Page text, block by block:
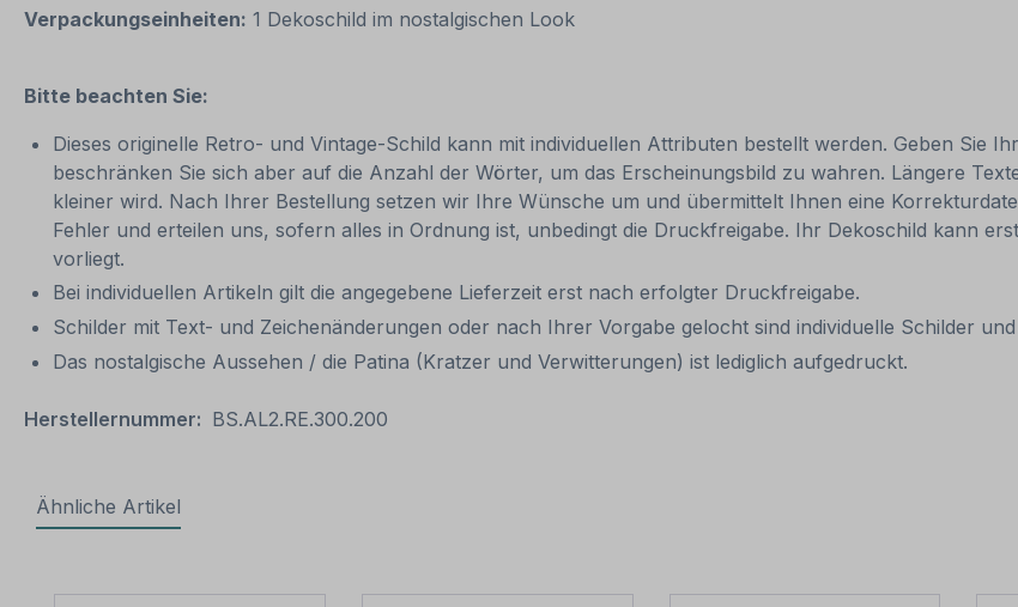
Verpackungseinheiten: 1 Dekoschild im nostalgischen Look
Bitte beachten Sie:
Dieses originelle Retro- und Vintage-Schild kann mit individuellen Attributen bestellt werden. Geben Sie
beschränken Sie sich aber auf die Anzahl der Wörter, um das Erscheinungsbild zu wahren. Längere
kleiner wird. Nach Ihrer Bestellung setzen wir Ihre Wünsche um und übermittelt Ihnen eine
Fehler und erteilen uns, sofern alles in Ordnung ist, unbedingt die Druckfreigabe. Ihr Dekoschild kann
vorliegt.
Bei individuellen Artikeln gilt die angegebene Lieferzeit erst nach erfolgter Druckfreigabe.
Schilder mit Text- und Zeichenänderungen oder nach Ihrer Vorgabe gelocht sind individuelle Schilder
Das nostalgische Aussehen / die Patina (Kratzer und Verwitterungen) ist lediglich aufgedruckt.
Herstellernummer: BS.AL2.RE.300.200
Ähnliche Artikel